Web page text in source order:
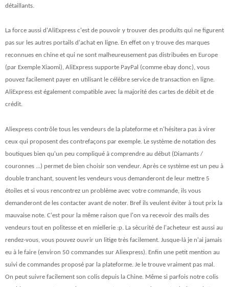
détaillants.
La force aussi d'AliExpress c'est de pouvoir y trouver des produits qui ne figurent
pas sur les autres portails d'achat en ligne. En effet on y trouve des marques
reconnues en chine et qui ne sont malheureusement pas distribuées en Europe
(par Exemple Xiaomi), AliExpress supporte PayPal (comme ebay donc), vous
pouvez facilement payer en utilisant le célèbre service de transaction en ligne.
AliExpress est également compatible avec la majorité des cartes de débit et de
crédit.
Aliexpress contrôle tous les vendeurs de la plateforme et n'hésitera pas à virer
ceux qui proposent des contrefaçons par exemple. Le système de notation des
boutiques bien qu'un peu compliqué à comprendre au début (Diamants /
couronnes ...) permet de bien choisir son vendeur. Après ce système est un peu à
double tranchant, souvent les vendeurs vous demanderont de leur mettre 5
étoiles et si vous rencontrez un problème avec votre commande, ils vous
demanderont de les contacter avant de noter. Bref ils veulent éviter à tout prix la
mauvaise note. C'est pour la même raison que l'on va recevoir des mails des
vendeurs tout en politesse et en miellerie :p. La sécurité de l'acheteur est aussi au
rendez-vous, vous pouvez ouvrir un litige très facilement. Jusque-là je n'ai jamais
eu à le faire (environ 50 commandes sur Aliexpress). Enfin une petit mention au
suivi de commandes proposé par la plateforme. Je le trouve vraiment pas mal.
On peut suivre facilement son colis depuis la Chine. Même si parfois notre colis